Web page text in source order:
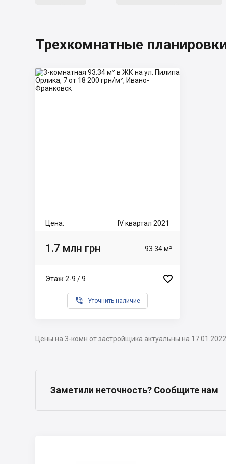
Трехкомнатные
Цена: IV квартал 2021
1.7 млн грн 93.34 м²
Этаж 2-9 / 9 
 Уточнить наличие
Цены на 3-комн от застройщика актуальны на 17.01.2022
Заметили неточность? Сообщите нам